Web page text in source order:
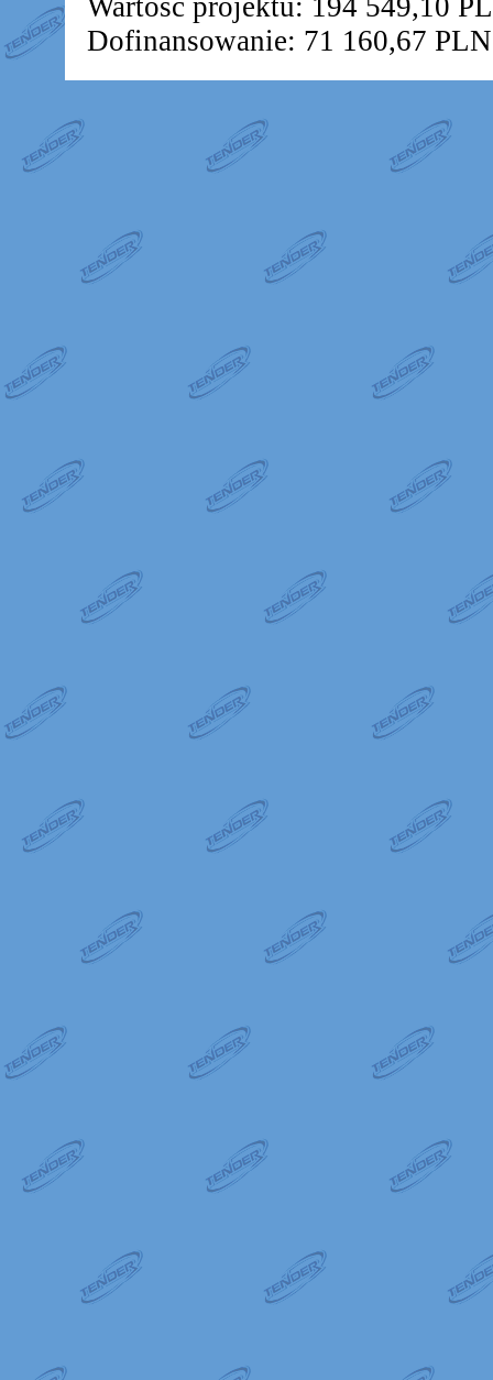
Wartość projektu: 194 549,10
Dofinansowanie: 71 160,67 PLN